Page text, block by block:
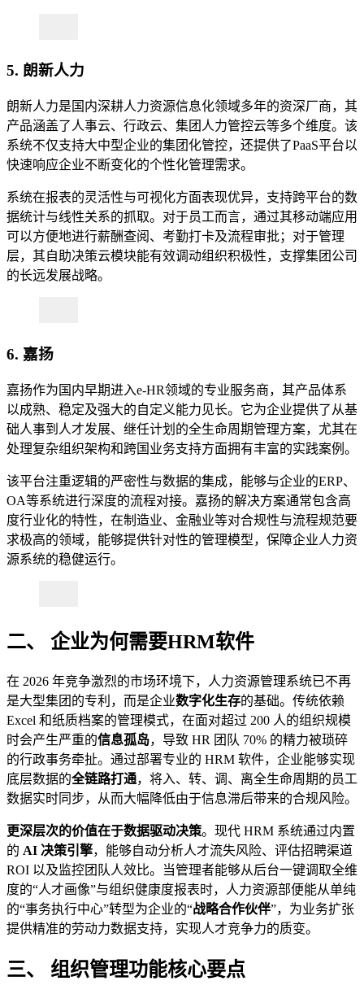
5. 朗新人力
朗新人力是国内深耕人力资源信息化领域多年的资深厂商，其
产品涵盖了人事云、行政云、集团人力管控云等多个维度。该
系统不仅支持大中型企业的集团化管控，还提供了PaaS平台以
快速响应企业不断变化的个性化管理需求。
系统在报表的灵活性与可视化方面表现优异，支持跨平台的数
据统计与线性关系的抓取。对于员工而言，通过其移动端应用
可以方便地进行薪酬查阅、考勤打卡及流程审批；对于管理
层，其自助决策云模块能有效调动组织积极性，支撑集团公司
的长远发展战略。
6. 嘉扬
嘉扬作为国内早期进入e-HR领域的专业服务商，其产品体系
以成熟、稳定及强大的自定义能力见长。它为企业提供了从基
础人事到人才发展、继任计划的全生命周期管理方案，尤其在
处理复杂组织架构和跨国业务支持方面拥有丰富的实践案例。
该平台注重逻辑的严密性与数据的集成，能够与企业的ERP、
OA等系统进行深度的流程对接。嘉扬的解决方案通常包含高
度行业化的特性，在制造业、金融业等对合规性与流程规范要
求极高的领域，能够提供针对性的管理模型，保障企业人力资
源系统的稳健运行。
二、 企业为何需要HRM软件
在 2026 年竞争激烈的市场环境下，人力资源管理系统已不再
是大型集团的专利，而是企业数字化生存的基础。传统依赖
Excel 和纸质档案的管理模式，在面对超过 200 人的组织规模
时会产生严重的信息孤岛，导致 HR 团队 70% 的精力被琐碎
的行政事务牵扯。通过部署专业的 HRM 软件，企业能够实现
底层数据的全链路打通，将入、转、调、离全生命周期的员工
数据实时同步，从而大幅降低由于信息滞后带来的合规风险。
更深层次的价值在于数据驱动决策。现代 HRM 系统通过内置
的 AI 决策引擎，能够自动分析人才流失风险、评估招聘渠道
ROI 以及监控团队人效比。当管理者能够从后台一键调取全维
度的“人才画像”与组织健康度报表时，人力资源部便能从单纯
的“事务执行中心”转型为企业的“战略合作伙伴”，为业务扩张
提供精准的劳动力数据支持，实现人才竞争力的质变。
三、 组织管理功能核心要点